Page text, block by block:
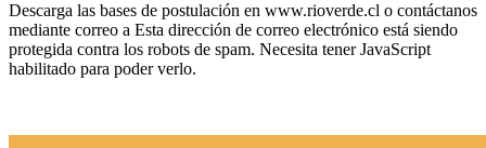
Descarga las bases de postulación en www.rioverde.cl o contáctanos
mediante correo a Esta dirección de correo electrónico está siendo
protegida contra los robots de spam. Necesita tener JavaScript
habilitado para poder verlo.